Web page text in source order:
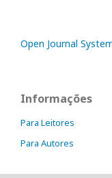
Open Journal
Informações
Para Leitores
Para Autores